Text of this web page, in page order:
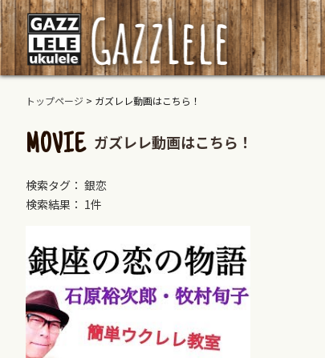
トップページ > ガズレレ動画はこちら！
MOVIE ガズレレ動画はこちら！
検索タグ： 銀恋
検索結果： 1件